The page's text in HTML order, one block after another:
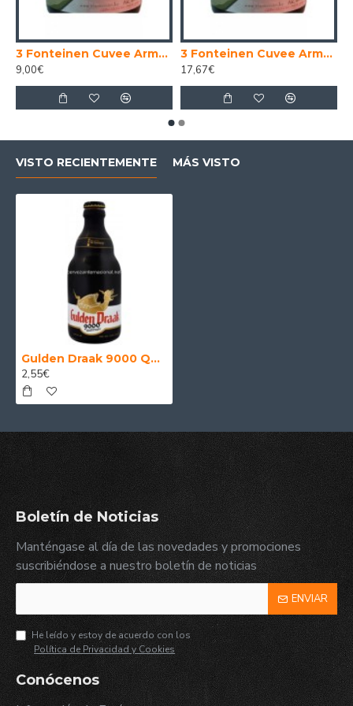
3 Fonteinen Cuvee Armand . Gaston - Cerveza Belga Lambic Gueuze 37,5cl
9,00€
3 Fonteinen Cuvee Armand . Gaston - Cerveza Belga Lambic Gueuze 75 cl.
17,67€
VISTO RECIENTEMENTE MÁS VISTO
Gulden Draak 9000 Quadruple - Cerveza Belga Abadia Quadruple 33 cl.
2,55€
Boletín de Noticias
Manténgase al día de las novedades y promociones
suscribiéndose a nuestro boletín de noticias
ENVIAR
He leído y estoy de acuerdo con los
Política de Privacidad y Cookies
Conócenos